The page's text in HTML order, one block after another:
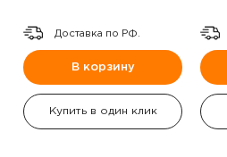
Доставка по РФ.
В корзину
Купить в один клик